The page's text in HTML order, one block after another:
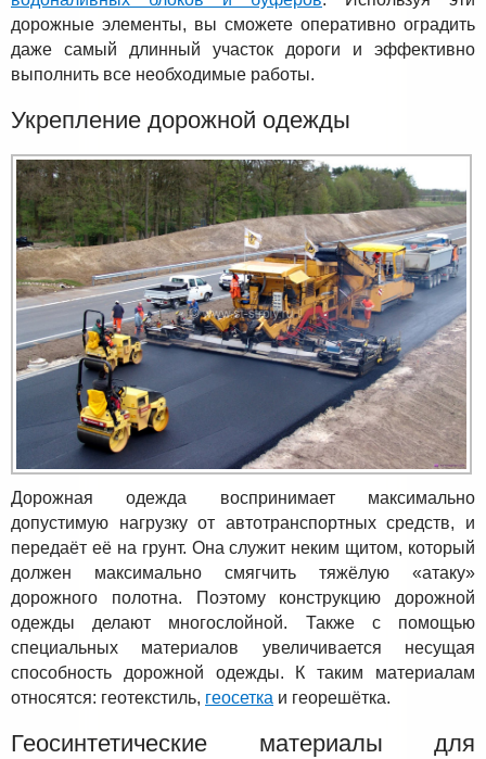
дорожные элементы, вы сможете оперативно оградить
даже самый длинный участок дороги и эффективно
выполнить все необходимые работы.
Укрепление дорожной одежды
Дорожная одежда воспринимает максимально
допустимую нагрузку от автотранспортных средств, и
передаёт её на грунт. Она служит неким щитом, который
должен максимально смягчить тяжёлую «атаку»
дорожного полотна. Поэтому конструкцию дорожной
одежды делают многослойной. Также с помощью
специальных материалов увеличивается несущая
способность дорожной одежды. К таким материалам
относятся: геотекстиль, геосетка и георешётка.
Геосинтетические материалы для